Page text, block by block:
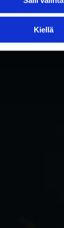
Kiellä